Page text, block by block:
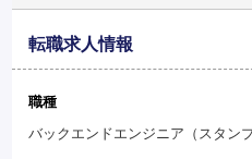
転職求人情報
職種
バックエンドエンジニア（スタン